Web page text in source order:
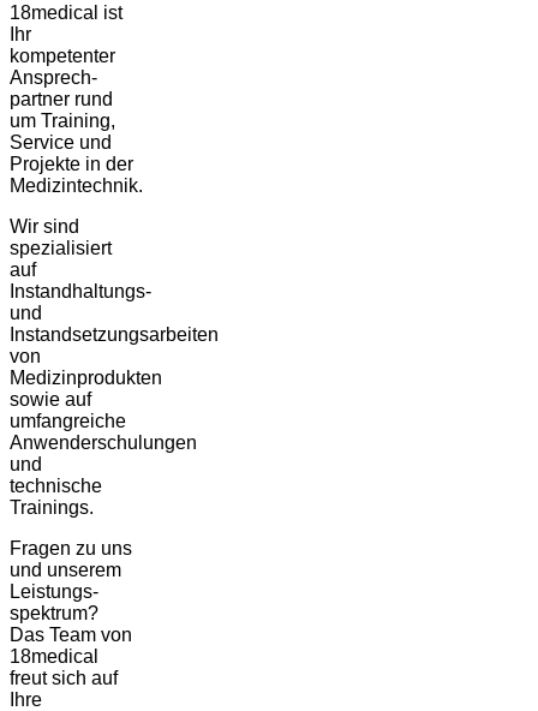
18medical ist
Ihr
kompetenter
Ansprech-
partner rund
um Training,
Service und
Projekte in der
Medizintechnik.
Wir sind
spezialisiert
auf
Instandhaltungs-
und
Instandsetzungsarbeiten
von
Medizinprodukten
sowie auf
umfangreiche
Anwenderschulungen
und
technische
Trainings.
Fragen zu uns
und unserem
Leistungs-
spektrum?
Das Team von
18medical
freut sich auf
Ihre